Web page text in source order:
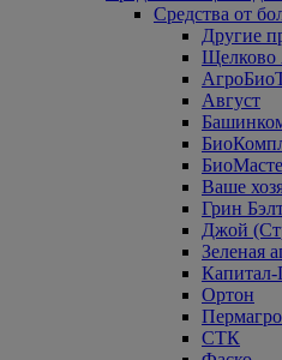
Средства от
Другие
Щелково
Август
Ваше
Грин
Джой
Зеленая
Ортон
СТК